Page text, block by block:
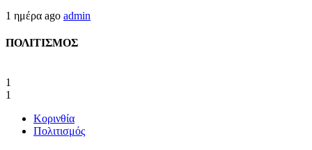
1 ημέρα ago admin
ΠΟΛΙΤΙΣΜΟΣ
1
1
Κορινθία
Πολιτισμός